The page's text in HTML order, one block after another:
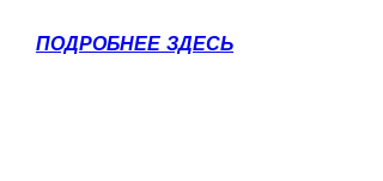
ПОДРОБНЕЕ ЗДЕСЬ